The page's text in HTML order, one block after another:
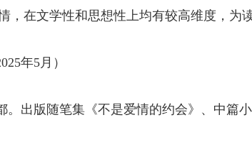
，在文学性和思想性上均有较高维度，为
年5月）
出版随笔集《不是爱情的约会》、中篇小